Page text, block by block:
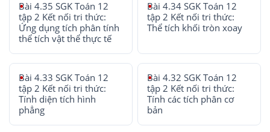
Bài 4.35 SGK Toán 12
tập 2 Kết nối tri thức:
Ứng dụng tích phân tính
thể tích vật thể thực tế
Bài 4.34 SGK Toán 12
tập 2 Kết nối tri thức:
Thể tích khối tròn xoay
Bài 4.33 SGK Toán 12
tập 2 Kết nối tri thức:
Tính diện tích hình
phẳng
Bài 4.32 SGK Toán 12
tập 2 Kết nối tri thức:
Tính các tích phân cơ
bản